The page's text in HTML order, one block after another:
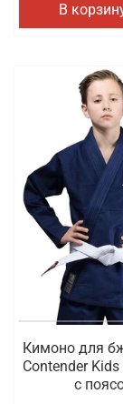
В
Кимоно для
Contender
с